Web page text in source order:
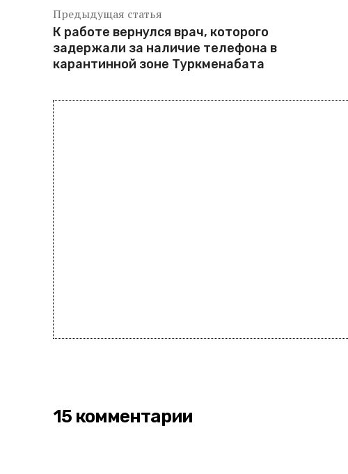
Предыдущая статья
К работе вернулся врач, которого
задержали за наличие телефона в
карантинной зоне Туркменабата
15 комментарии